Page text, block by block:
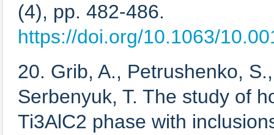
(4), pp. 482-486.
https://doi.org/10.1063/
20. Grib, A., Petrushenko,
Serbenyuk, T. The study of
Ti3AlC2 phase with